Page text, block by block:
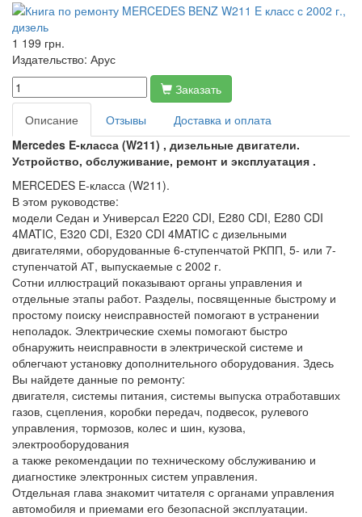
1 199 грн.
Издательство: Арус
Заказать
Описание
Отзывы
Доставка и оплата
Mercedes E-класса (W211) , дизельные двигатели.
Устройство, обслуживание, ремонт и эксплуатация .
MERCEDES E-класса (W211).
В этом руководстве:
модели Седан и Универсал E220 CDI, E280 CDI, E280 CDI
4MATIC, E320 CDI, E320 CDI 4MATIC с дизельными
двигателями, оборудованные 6-ступенчатой РКПП, 5- или 7-
ступенчатой АТ, выпускаемые с 2002 г.
Сотни иллюстраций показывают органы управления и
отдельные этапы работ. Разделы, посвященные быстрому и
простому поиску неисправностей помогают в устранении
неполадок. Электрические схемы помогают быстро
обнаружить неисправности в электрической системе и
облегчают установку дополнительного оборудования. Здесь
Вы найдете данные по ремонту:
двигателя, системы питания, системы выпуска отработавших
газов, сцепления, коробки передач, подвесок, рулевого
управления, тормозов, колес и шин, кузова,
электрооборудования
а также рекомендации по техническому обслуживанию и
диагностике электронных систем управления.
Отдельная глава знакомит читателя с органами управления
автомобиля и приемами его безопасной эксплуатации.